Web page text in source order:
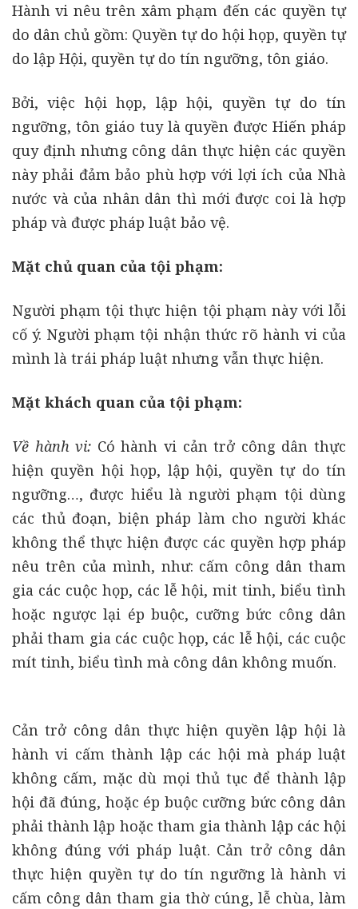
Hành vi nêu trên xâm phạm đến các quyền tự
do dân chủ gồm: Quyền tự do hội họp, quyền tự
do lập Hội, quyền tự do tín ngưỡng, tôn giáo.
Bởi, việc hội họp, lập hội, quyền tự do tín
ngưỡng, tôn giáo tuy là quyền được Hiến pháp
quy định nhưng công dân thực hiện các quyền
này phải đảm bảo phù hợp với lợi ích của Nhà
nước và của nhân dân thì mới được coi là hợp
pháp và được pháp luật bảo vệ.
Mặt chủ quan của tội phạm:
Người phạm tội thực hiện tội phạm này với lỗi
cố ý. Người phạm tội nhận thức rõ hành vi của
mình là trái pháp luật nhưng vẫn thực hiện.
Mặt khách quan của tội phạm:
Về hành vi: Có hành vi cản trở công dân thực
hiện quyền hội họp, lập hội, quyền tự do tín
ngưỡng…, được hiểu là người phạm tội dùng
các thủ đoạn, biện pháp làm cho người khác
không thể thực hiện được các quyền hợp pháp
nêu trên của mình, như: cấm công dân tham
gia các cuộc họp, các lễ hội, mit tinh, biểu tình
hoặc ngược lại ép buộc, cưỡng bức công dân
phải tham gia các cuộc họp, các lễ hội, các cuộc
mít tinh, biểu tình mà công dân không muốn.
Cản trở công dân thực hiện quyền lập hội là
hành vi cấm thành lập các hội mà pháp luật
không cấm, mặc dù mọi thủ tục để thành lập
hội đã đúng, hoặc ép buộc cưỡng bức công dân
phải thành lập hoặc tham gia thành lập các hội
không đúng với pháp luật. Cản trở công dân
thực hiện quyền tự do tín ngưỡng là hành vi
cấm công dân tham gia thờ cúng, lễ chùa, làm